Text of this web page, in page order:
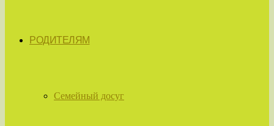
РОДИТЕЛЯМ
Семейный досуг